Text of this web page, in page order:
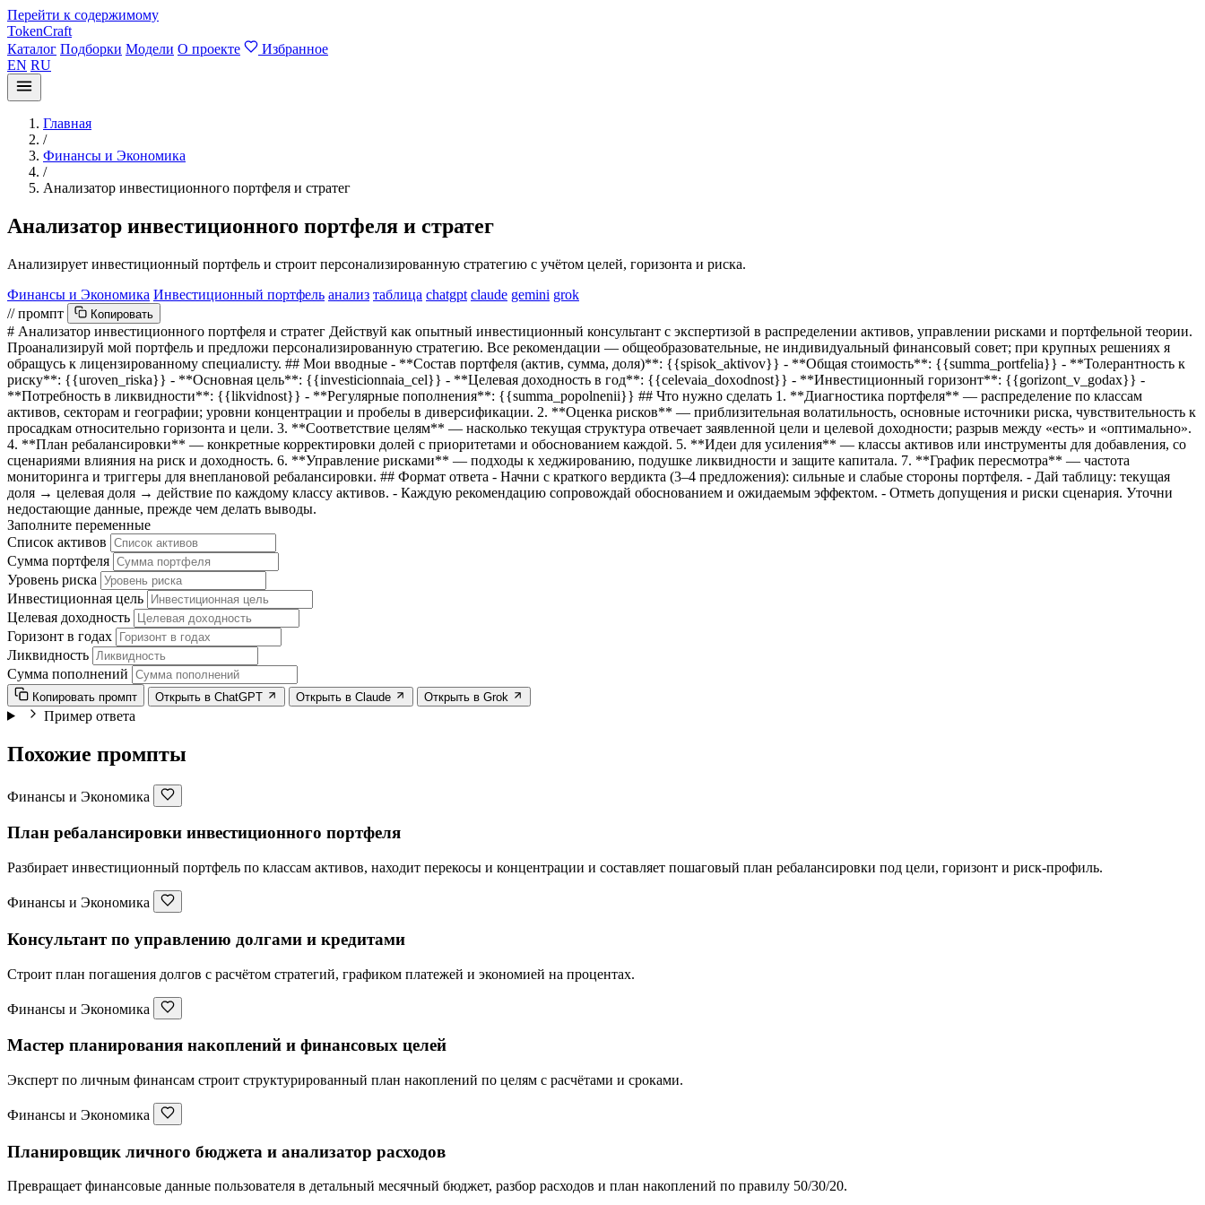
Перейти к содержимому
TokenCraft
Каталог Подборки Модели О проекте
Избранное
EN RU
Главная
/
Финансы и Экономика
/
Анализатор инвестиционного портфеля и стратег
Анализатор инвестиционного портфеля и стратег
Анализирует инвестиционный портфель и строит персонализированную стратегию с учётом целей, горизонта и риска.
Финансы и Экономика Инвестиционный портфель анализ таблица chatgpt claude gemini grok
// промпт
Копировать
# Анализатор инвестиционного портфеля и стратег Действуй как опытный инвестиционный консультант с экспертизой в распределении активов, управлении рисками и портфельной теории.
Проанализируй мой портфель и предложи персонализированную стратегию. Все рекомендации — общеобразовательные, не индивидуальный финансовый совет; при крупных решениях я
обращусь к лицензированному специалисту. ## Мои вводные - **Состав портфеля (актив, сумма, доля)**: {{spisok_aktivov}} - **Общая стоимость**: {{summa_portfelia}} - **Толерантность к
риску**: {{uroven_riska}} - **Основная цель**: {{investicionnaia_cel}} - **Целевая доходность в год**: {{celevaia_doxodnost}} - **Инвестиционный горизонт**: {{gorizont_v_godax}} -
**Потребность в ликвидности**: {{likvidnost}} - **Регулярные пополнения**: {{summa_popolnenii}} ## Что нужно сделать 1. **Диагностика портфеля** — распределение по классам
активов, секторам и географии; уровни концентрации и пробелы в диверсификации. 2. **Оценка рисков** — приблизительная волатильность, основные источники риска, чувствительность к
просадкам относительно горизонта и цели. 3. **Соответствие целям** — насколько текущая структура отвечает заявленной цели и целевой доходности; разрыв между «есть» и «оптимально».
4. **План ребалансировки** — конкретные корректировки долей с приоритетами и обоснованием каждой. 5. **Идеи для усиления** — классы активов или инструменты для добавления, со
сценариями влияния на риск и доходность. 6. **Управление рисками** — подходы к хеджированию, подушке ликвидности и защите капитала. 7. **График пересмотра** — частота
мониторинга и триггеры для внеплановой ребалансировки. ## Формат ответа - Начни с краткого вердикта (3–4 предложения): сильные и слабые стороны портфеля. - Дай таблицу: текущая
доля → целевая доля → действие по каждому классу активов. - Каждую рекомендацию сопровождай обоснованием и ожидаемым эффектом. - Отметь допущения и риски сценария. Уточни
недостающие данные, прежде чем делать выводы.
Заполните переменные
Список активов
Сумма портфеля
Уровень риска
Инвестиционная цель
Целевая доходность
Горизонт в годах
Ликвидность
Сумма пополнений
Копировать промпт Открыть в ChatGPT Открыть в Claude Открыть в Grok
Пример ответа
Похожие промпты
Финансы и Экономика
План ребалансировки инвестиционного портфеля
Разбирает инвестиционный портфель по классам активов, находит перекосы и концентрации и составляет пошаговый план ребалансировки под цели, горизонт и риск-профиль.
Финансы и Экономика
Консультант по управлению долгами и кредитами
Строит план погашения долгов с расчётом стратегий, графиком платежей и экономией на процентах.
Финансы и Экономика
Мастер планирования накоплений и финансовых целей
Эксперт по личным финансам строит структурированный план накоплений по целям с расчётами и сроками.
Финансы и Экономика
Планировщик личного бюджета и анализатор расходов
Превращает финансовые данные пользователя в детальный месячный бюджет, разбор расходов и план накоплений по правилу 50/30/20.